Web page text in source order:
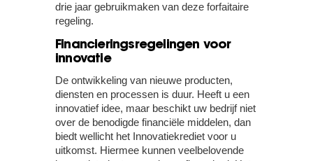
drie jaar gebruikmaken van deze forfaitaire
regeling.
Financieringsregelingen voor
innovatie
De ontwikkeling van nieuwe producten,
diensten en processen is duur. Heeft u een
innovatief idee, maar beschikt uw bedrijf niet
over de benodigde financiële middelen, dan
biedt wellicht het Innovatiekrediet voor u
uitkomst. Hiermee kunnen veelbelovende